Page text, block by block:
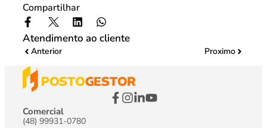
Compartilhar
Atendimento ao cliente
Anterior Proximo
Comercial
(48) 99931-0780